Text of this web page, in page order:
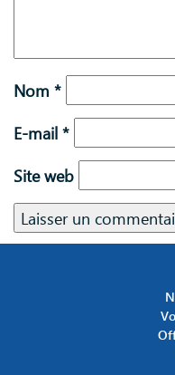
Nom *
E-mail *
Site web